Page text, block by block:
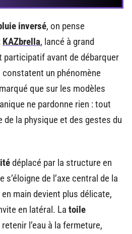
inversé, on pense
KAZbrella, lancé à grand
participatif avant de débarquer
constatent un phénomène
que sur les modèles
ne pardonne rien : tout
de la physique et des gestes du
déplacé par la structure en
s’éloigne de l’axe central de la
main devient plus délicate,
en latéral. La toile
l’eau à la fermeture,